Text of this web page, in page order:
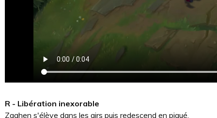
R - Libération inexorable
Zaahen s'élève dans les airs puis redescend en piqué,